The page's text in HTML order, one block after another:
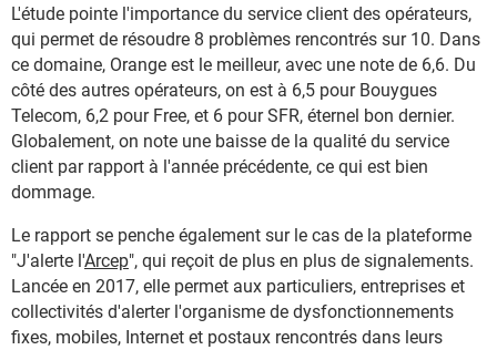
L'étude pointe l'importance du service client des opérateurs,
qui permet de résoudre 8 problèmes rencontrés sur 10. Dans
ce domaine, Orange est le meilleur, avec une note de 6,6. Du
côté des autres opérateurs, on est à 6,5 pour Bouygues
Telecom, 6,2 pour Free, et 6 pour SFR, éternel bon dernier.
Globalement, on note une baisse de la qualité du service
client par rapport à l'année précédente, ce qui est bien
dommage.
Le rapport se penche également sur le cas de la plateforme
"J'alerte l'Arcep", qui reçoit de plus en plus de signalements.
Lancée en 2017, elle permet aux particuliers, entreprises et
collectivités d'alerter l'organisme de dysfonctionnements
fixes, mobiles, Internet et postaux rencontrés dans leurs